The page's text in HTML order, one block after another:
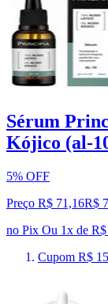
Sérum
Kójico (al-
5% OFF
Preço R$ 71,16R$
no Pix Ou 1x de
Cupom R$